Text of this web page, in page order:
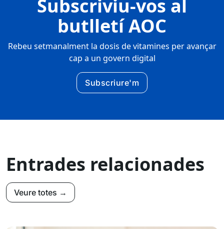
Subscriviu-vos al
butlletí AOC
Rebeu setmanalment la dosis de vitamines per avançar
cap a un govern digital
Subscriure'm
Entrades relacionades
Veure totes →